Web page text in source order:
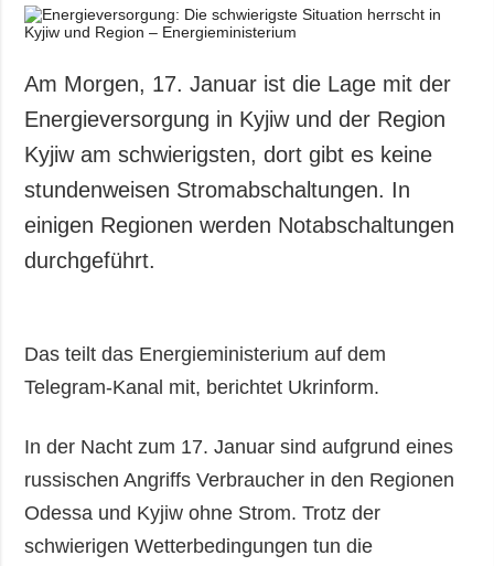
Am Morgen, 17. Januar ist die Lage mit der
Energieversorgung in Kyjiw und der Region
Kyjiw am schwierigsten, dort gibt es keine
stundenweisen Stromabschaltungen. In
einigen Regionen werden Notabschaltungen
durchgeführt.
Das teilt das Energieministerium auf dem
Telegram-Kanal mit, berichtet Ukrinform.
In der Nacht zum 17. Januar sind aufgrund eines
russischen Angriffs Verbraucher in den Regionen
Odessa und Kyjiw ohne Strom. Trotz der
schwierigen Wetterbedingungen tun die